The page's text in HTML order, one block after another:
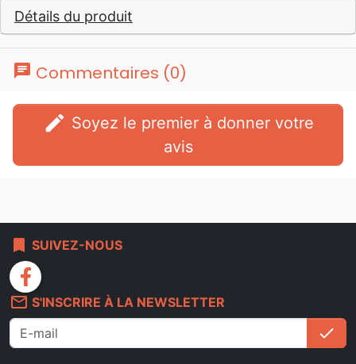
Détails du produit
chat Commentaires (0)
edit
avis
bookmark SUIVEZ-NOUS
facebook
mail_outline S'INSCRIRE À LA NEWSLETTER
check